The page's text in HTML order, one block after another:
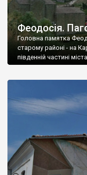
Феодосія.
Головна памятка
старому районі - на
південній частині міста.